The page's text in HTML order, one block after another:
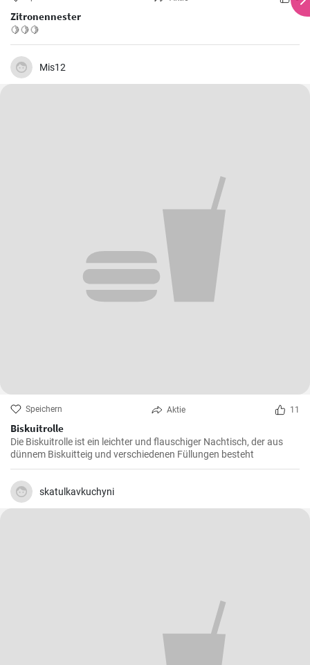
Zitronennester
🍋🍋🍋
Mis12
Speichern Aktie 11
Biskuitrolle
Die Biskuitrolle ist ein leichter und flauschiger Nachtisch, der aus
dünnem Biskuitteig und verschiedenen Füllungen besteht
skatulkavkuchyni